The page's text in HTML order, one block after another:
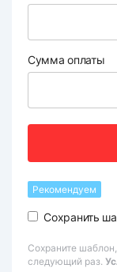
Сумма оплаты
Рекомендуем
Сохранить
Сохраните
следующий раз.